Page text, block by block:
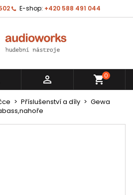
E-shop: +420 588 491 044
 shopping_cart0
Příslušenství a díly
Gewa